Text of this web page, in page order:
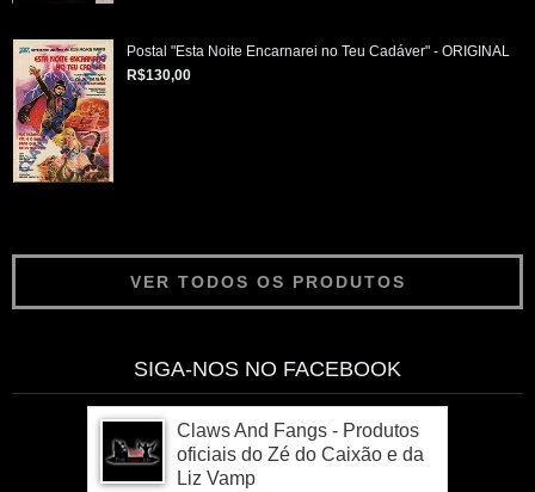
Postal "Esta Noite Encarnarei no Teu Cadáver" - ORIGINAL
R$130,00
VER TODOS OS PRODUTOS
SIGA-NOS NO FACEBOOK
Claws And Fangs - Produtos
oficiais do Zé do Caixão e da
Liz Vamp